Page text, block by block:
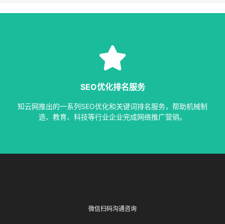
SEO优化排名服务
知云网推出的一系列SEO优化和关键词排名服务，帮助机械制
造、教育、科技等行业企业完成网络推广营销。
SEO服务中心
等多种服务，从容应对各种优化需求。
SEO服务
微信扫码沟通咨询